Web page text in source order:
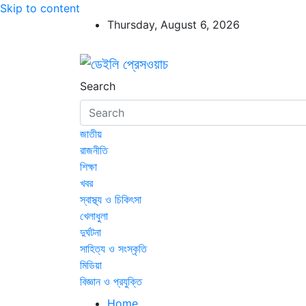
Skip to content
Thursday, August 6, 2026
ডেইলি প্রেসওয়াচ
ডেইলি প্রেসওয়াচ মুক্তিযুদ্ধের চেতনায় উদ্বুদ্ধ
Search
জাতীয়
রাজনীতি
শিক্ষা
খবর
স্বাস্থ্য ও চিকিৎসা
খেলাধুলা
দুর্ঘটনা
সাহিত্য ও সংস্কৃতি
মিডিয়া
বিজ্ঞান ও প্রযুক্তি
Home